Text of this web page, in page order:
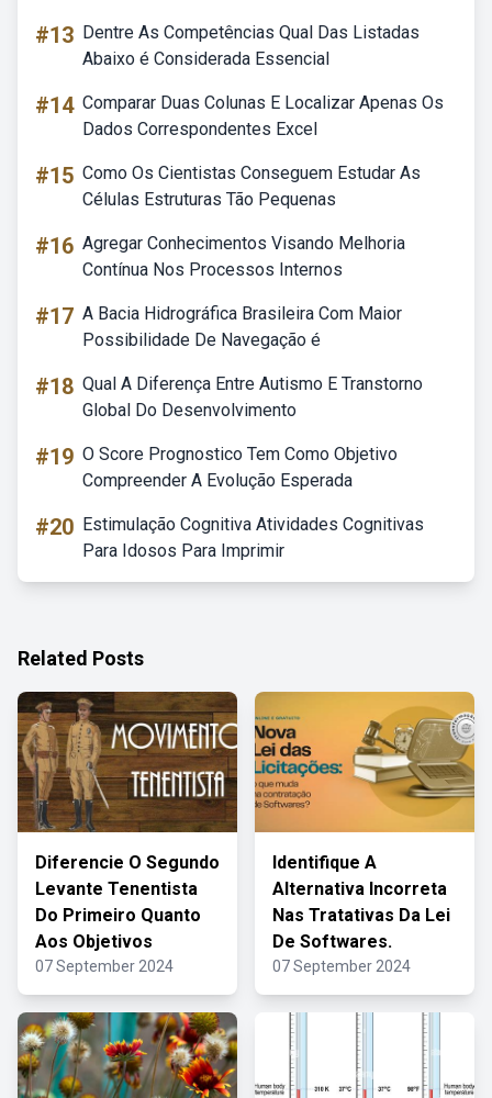
#13 Dentre As Competências Qual Das Listadas
Abaixo é Considerada Essencial
#14 Comparar Duas Colunas E Localizar Apenas Os
Dados Correspondentes Excel
#15 Como Os Cientistas Conseguem Estudar As
Células Estruturas Tão Pequenas
#16 Agregar Conhecimentos Visando Melhoria
Contínua Nos Processos Internos
#17 A Bacia Hidrográfica Brasileira Com Maior
Possibilidade De Navegação é
#18 Qual A Diferença Entre Autismo E Transtorno
Global Do Desenvolvimento
#19 O Score Prognostico Tem Como Objetivo
Compreender A Evolução Esperada
#20 Estimulação Cognitiva Atividades Cognitivas
Para Idosos Para Imprimir
Related Posts
Diferencie O Segundo
Levante Tenentista
Do Primeiro Quanto
Aos Objetivos
07 September 2024
Identifique A
Alternativa Incorreta
Nas Tratativas Da Lei
De Softwares.
07 September 2024